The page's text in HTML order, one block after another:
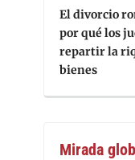
El divorcio
por qué los
repartir la
bienes
Mirada